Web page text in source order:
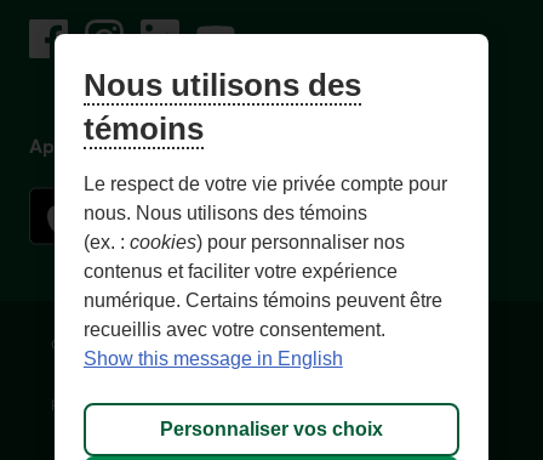
Facebook
– Lien externe au site. Cet hyperlien s'ouvrira dans une
Instagram
– Lien externe au site. Cet hyperlien s'ouvrira dans
LinkedIn
– Lien externe au site. Cet hyperlien
YouTube
– Lien externe au site. Cet hyperlien
Application mobile
Conditions d'utilisation et notes légales
Personnaliser les témoins Accessibilité Plan du site
Nous utilisons des
témoins
Le respect de votre vie privée compte pour
nous. Nous utilisons des témoins
(ex. : cookies) pour personnaliser nos
contenus et faciliter votre expérience
numérique. Certains témoins peuvent être
recueillis avec votre consentement.
Show this message in English
Personnaliser vos choix